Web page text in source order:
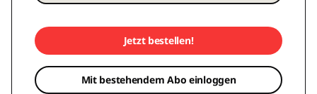
Jetzt bestellen!
Mit bestehendem Abo einloggen